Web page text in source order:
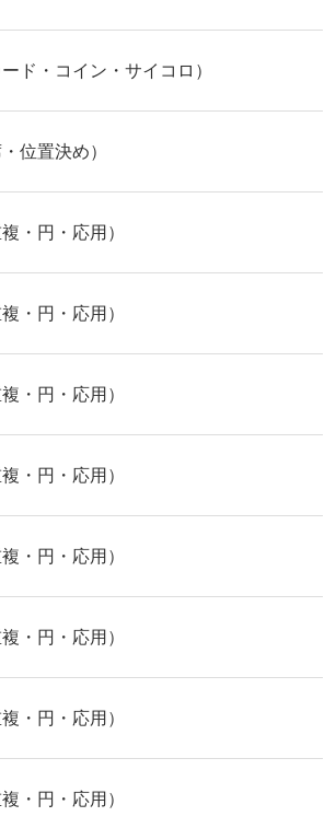
ード・コイン・サイコロ ）
・位置決め）
・円・応用 ）
・円・応用 ）
・円・応用 ）
・円・応用 ）
・円・応用 ）
・円・応用 ）
・円・応用 ）
・円・応用 ）